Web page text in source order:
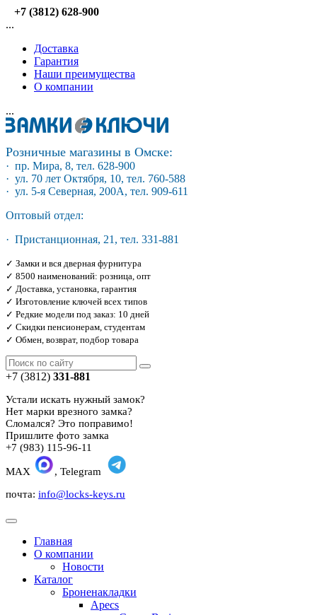
+7 (3812) 628-900
...
Доставка
Гарантия
Наши преимущества
О компании
...
Розничные магазины в Омске:
· пр. Мира, 8, тел. 628-900
· ул. 70 лет Октября, 10, тел. 760-588
· ул. 5-я Северная, 200А, тел. 909-611
Оптовый отдел:
· Пристанционная, 21, тел. 331-881
✓ Замки и вся дверная фурнитура
✓ 8500 наименований: розница, опт
✓ Доставка, установка, гарантия
✓ Изготовление ключей всех типов
✓ Редкие модели под заказ: 10 дней
✓ Скидки пенсионерам, студентам
✓ Обмен, возврат, подбор товара
+7 (3812) 331-881
Устали искать нужный замок?
Нет марки врезного замка?
Сломался? Это поправимо!
Пришлите фото замка
+7 (983) 115-96-11
MAX
, Telegram
почта: info@locks-keys.ru
Главная
О компании
Новости
Каталог
Броненакладки
Apecs